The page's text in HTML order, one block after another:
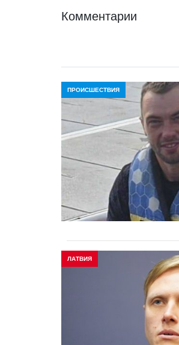
Комментарии
ПРОИСШЕСТВИЯ
ЛАТВИЯ